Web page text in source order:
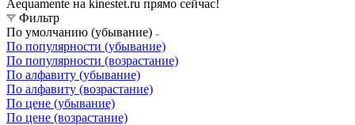
Aequamente на kinestet.ru прямо сейчас!
Фильтр
По умолчанию (убывание)
По популярности (убывание)
По популярности (возрастание)
По алфавиту (убывание)
По алфавиту (возрастание)
По цене (убывание)
По цене (возрастание)